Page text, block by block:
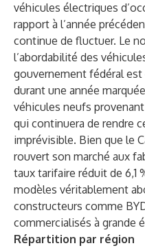
véhicules électriques
rapport à l’année
continue de fluctuer. Le
l’abordabilité des
gouvernement fédéral
durant une année
véhicules neufs
qui continuera de rendre
imprévisible. Bien que le
rouvert son marché aux
taux tarifaire réduit de 6,1
modèles véritablement
constructeurs comme
commercialisés à grande
Répartition par région